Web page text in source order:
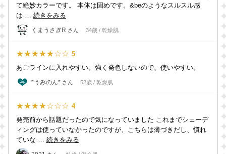
て絶妙カラーです。 本体は固めです。&beのようなスルスル感
は … 続きをみる
くまうさぎR さん 34歳 / 乾燥肌
★★★★★☆☆ 5
あごラインに入れやすい。強く発色しないので、使いやすい。
*うみのん* さん 52歳 / 乾燥肌
★★★★☆☆☆ 4
発売前から話題だったので気になっていました これまでシェーデ
ィングは使っていなかったのですが、こちらは薄づきだし、慣れ
ていな … 続きをみる